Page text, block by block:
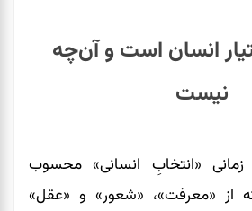
انسان است و آن‌چه
نیست
زمانی «انتخابِ انسانی» محسوب
از «معرفت»، «شعور» و «عقل»